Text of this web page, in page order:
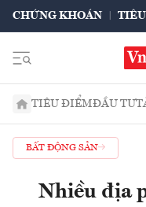
CHỨNG KHOÁN
TIÊU ĐIỂMĐẦU TƯ
BẤT ĐỘNG SẢN
Nhiều địa